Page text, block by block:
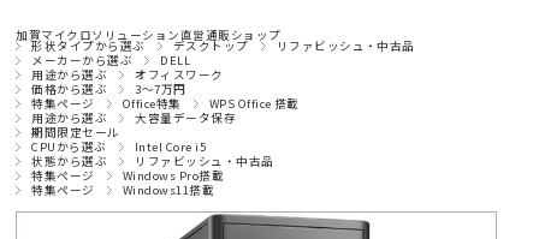
加賀マイクロソリューション直営通販ショップ
形状タイプから選ぶ デスクトップ
リファビッシュ・中古品
メーカーから選ぶ
DELL
用途から選ぶ
オフィスワーク
価格から選ぶ
3～7万円
特集ページ
Office特集
WPS Office 搭載
用途から選ぶ
大容量データ保存
期間限定セール
CPUから選ぶ
Intel Core i5
状態から選ぶ
リファビッシュ・中古品
特集ページ
Windows Pro搭載
特集ページ
Windows11搭載